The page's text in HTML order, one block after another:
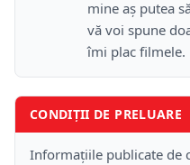
mine aș putea
vă voi spune
îmi plac filmele.
CONDIȚII DE PRELUARE
Informațiile publicate de